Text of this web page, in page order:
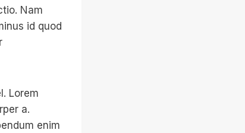
Nam
id quod
Lorem
a.
enim